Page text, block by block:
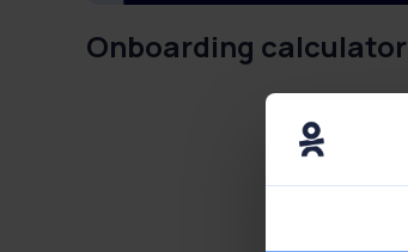
Onboarding calculator